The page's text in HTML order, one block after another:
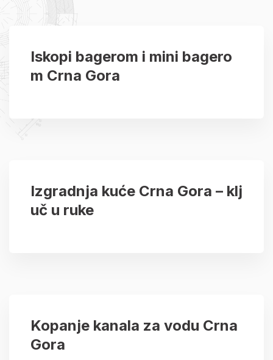
Iskopi bagerom i mini bagero
m Crna Gora
Izgradnja kuće Crna Gora – klj
uč u ruke
Kopanje kanala za vodu Crna
Gora